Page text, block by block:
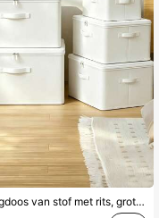
Opbergdoos van stof met rits, grote capaciteit voor kleding en dekens, 3 draagbare handvatten, stapelbare vocht- en stofvrije opbergcontainer voor kledingkast, geschikt voor kleding, dekens, truien en diverse spullen, ruimtebesparend